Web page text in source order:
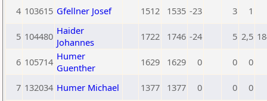
4 103615 Gfellner Josef 1512 1535 -23 3 1
5 104480 Haider
Johannes
1722 1746 -24 5 2,5
6 105714 Humer
Guenther
1629 1629 0 0 0
7 132034 Humer Michael 1377 1377 0 0 0